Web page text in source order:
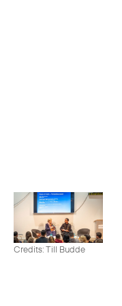
Credits: Till Budde